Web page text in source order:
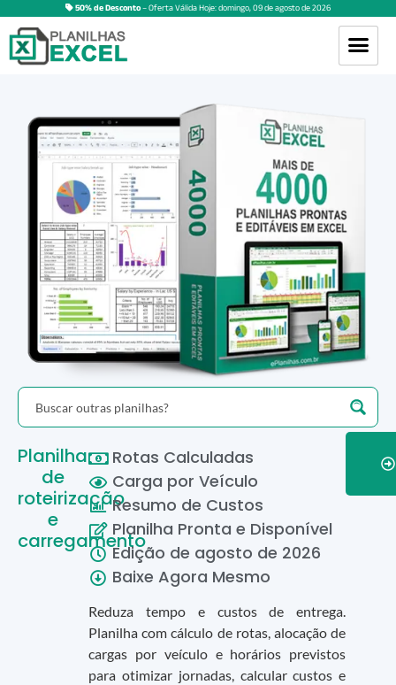
50% de Desconto– Oferta Válida Hoje:domingo,09deagostode2026
Planilha
de
roteirização
e
carregamento
Rotas Calculadas
Carga por Veículo
Resumo de Custos
Planilha Pronta e Disponível
Edição de agosto de 2026
Baixe Agora Mesmo
Reduza tempo e custos de entrega.
Planilha com cálculo de rotas, alocação de
cargas por veículo e horários previstos
para otimizar jornadas, calcular custos e